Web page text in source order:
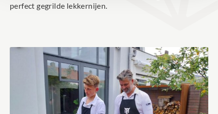
perfect gegrilde lekkernijen.